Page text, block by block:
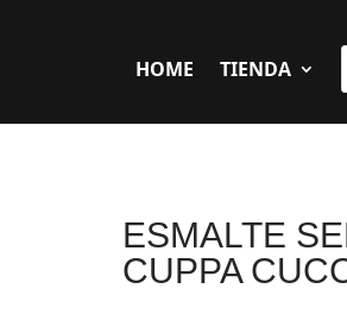
HOME TIENDA
ESMALTE
CUPPA